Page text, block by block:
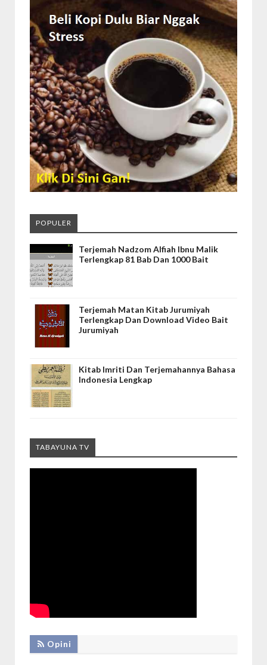
POPULER
Terjemah Nadzom Alfiah Ibnu Malik
Terlengkap 81 Bab Dan 1000 Bait
Terjemah Matan Kitab Jurumiyah
Terlengkap Dan Download Video Bait
Jurumiyah
Kitab Imriti Dan Terjemahannya Bahasa
Indonesia Lengkap
TABAYUNA TV
Opini